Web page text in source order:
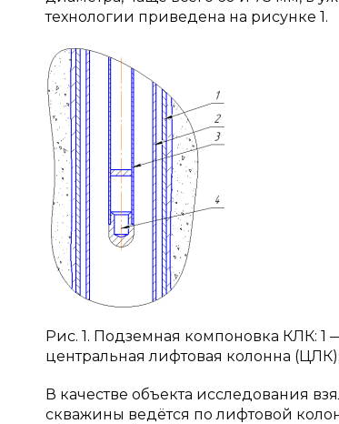
технологии приведена на рисунке 1.
Рис. 1. Подземная компоновка КЛК:
центральная лифтовая колонна
В качестве объекта исследования
скважины ведётся по лифтовой